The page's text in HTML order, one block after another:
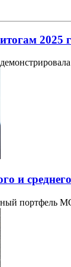
2025
и
портфель